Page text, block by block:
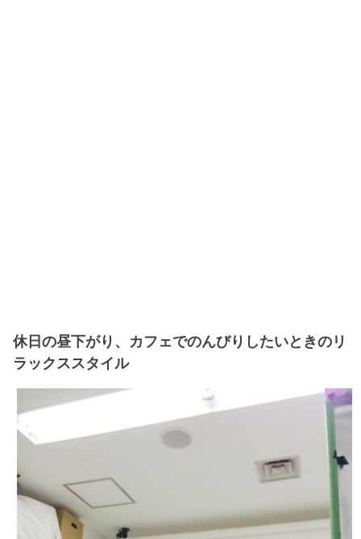
休日の昼下がり、カフェでのんびりしたいときのリ
ラックススタイル